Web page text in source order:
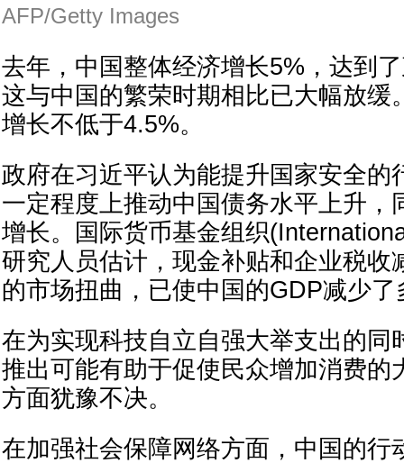
AFP/Getty Images
去年，中国整体经济增长5%，达到
这与中国的繁荣时期相比已大幅放缓
增长不低于4.5%。
政府在习近平认为能提升国家安全的
一定程度上推动中国债务水平上升，
增长。国际货币基金组织
研究人员估计，现金补贴和企业税收
的市场扭曲，已使中国的GDP减少了
在为实现科技自立自强大举支出的同
推出可能有助于促使民众增加消费的
方面犹豫不决。
在加强社会保障网络方面，中国的行